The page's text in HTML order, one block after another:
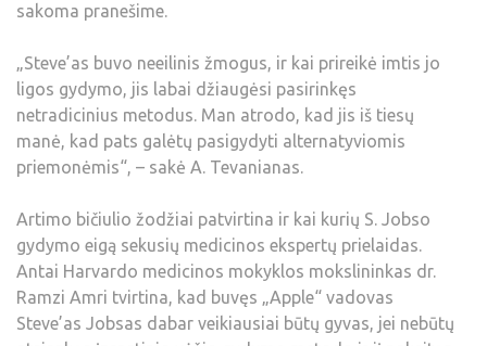
sakoma pranešime.
„Steve’as buvo neeilinis žmogus, ir kai prireikė imtis jo
ligos gydymo, jis labai džiaugėsi pasirinkęs
netradicinius metodus. Man atrodo, kad jis iš tiesų
manė, kad pats galėtų pasigydyti alternatyviomis
priemonėmis“, – sakė A. Tevanianas.
Artimo bičiulio žodžiai patvirtina ir kai kurių S. Jobso
gydymo eigą sekusių medicinos ekspertų prielaidas.
Antai Harvardo medicinos mokyklos mokslininkas dr.
Ramzi Amri tvirtina, kad buvęs „Apple“ vadovas
Steve’as Jobsas dabar veikiausiai būtų gyvas, jei nebūtų